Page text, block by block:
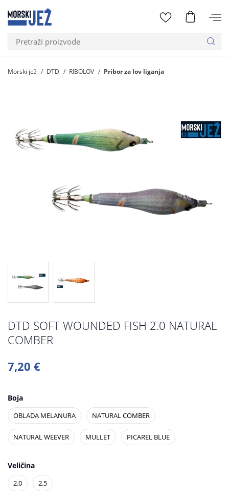
Morski jež DTD RIBOLOV Pribor za lov liganja
DTD SOFT WOUNDED FISH 2.0 NATURAL
COMBER
7,20 €
Boja
OBLADA MELANURA NATURAL COMBER
NATURAL WEEVER MULLET PICAREL BLUE
Veličina
2.0 2.5